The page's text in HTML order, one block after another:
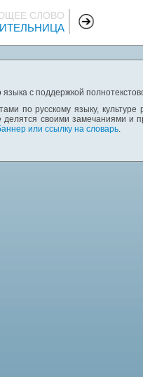
СЛОВО
с поддержкой
по русскому языку,
своими замечаниями и
или ссылку на словарь.